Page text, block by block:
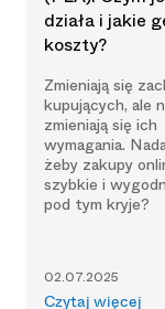
działa i jakie
koszty?
Zmieniają się
kupujących, ale
zmieniają się ich
wymagania.
żeby zakupy
szybkie i
pod tym kryje?
02.07.2025
Czytaj więcej